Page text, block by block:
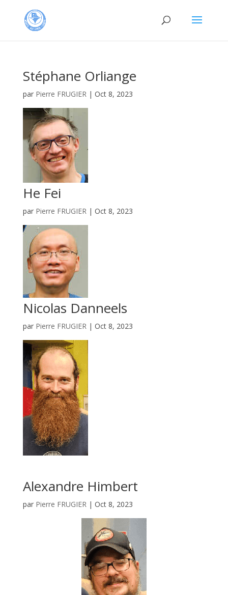
Stéphane Orliange
par Pierre FRUGIER| Oct 8, 2023
He Fei
par Pierre FRUGIER| Oct 8, 2023
Nicolas Danneels
par Pierre FRUGIER| Oct 8, 2023
Alexandre Himbert
par Pierre FRUGIER| Oct 8, 2023